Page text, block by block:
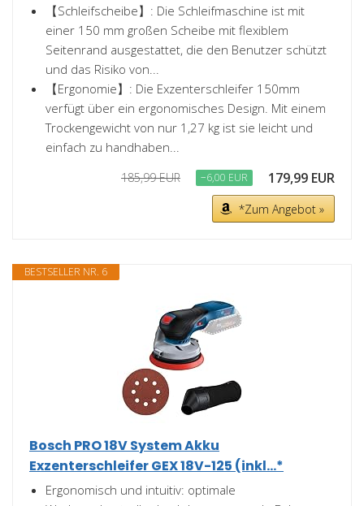
【Schleifscheibe】: Die Schleifmaschine ist mit
einer 150 mm großen Scheibe mit flexiblem
Seitenrand ausgestattet, die den Benutzer schützt
und das Risiko von...
【Ergonomie】: Die Exzenterschleifer 150mm
verfügt über ein ergonomisches Design. Mit einem
Trockengewicht von nur 1,27 kg ist sie leicht und
einfach zu handhaben...
185,99 EUR −6,00 EUR 179,99 EUR
*Zum Angebot »
BESTSELLER NR. 6
Bosch PRO 18V System Akku
Exzenterschleifer GEX 18V-125 (inkl...*
Ergonomisch und intuitiv: optimale